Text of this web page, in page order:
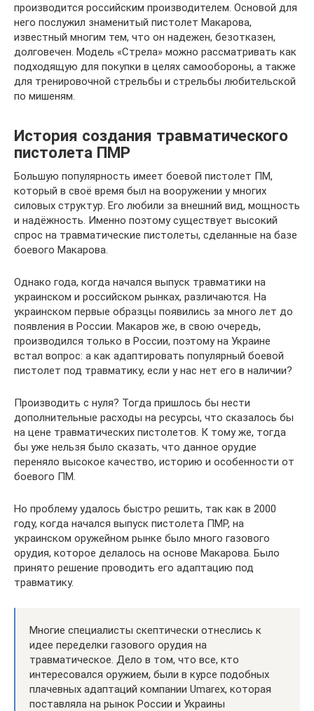
производится российским производителем. Основой для
него послужил знаменитый пистолет Макарова,
известный многим тем, что он надежен, безотказен,
долговечен. Модель «Стрела» можно рассматривать как
подходящую для покупки в целях самообороны, а также
для тренировочной стрельбы и стрельбы любительской
по мишеням.
История создания травматического
пистолета ПМР
Большую популярность имеет боевой пистолет ПМ,
который в своё время был на вооружении у многих
силовых структур. Его любили за внешний вид, мощность
и надёжность. Именно поэтому существует высокий
спрос на травматические пистолеты, сделанные на базе
боевого Макарова.
Однако года, когда начался выпуск травматики на
украинском и российском рынках, различаются. На
украинском первые образцы появились за много лет до
появления в России. Макаров же, в свою очередь,
производился только в России, поэтому на Украине
встал вопрос: а как адаптировать популярный боевой
пистолет под травматику, если у нас нет его в наличии?
Производить с нуля? Тогда пришлось бы нести
дополнительные расходы на ресурсы, что сказалось бы
на цене травматических пистолетов. К тому же, тогда
бы уже нельзя было сказать, что данное орудие
переняло высокое качество, историю и особенности от
боевого ПМ.
Но проблему удалось быстро решить, так как в 2000
году, когда начался выпуск пистолета ПМР, на
украинском оружейном рынке было много газового
орудия, которое делалось на основе Макарова. Было
принято решение проводить его адаптацию под
травматику.
Многие специалисты скептически отнеслись к
идее переделки газового орудия на
травматическое. Дело в том, что все, кто
интересовался оружием, были в курсе подобных
плачевных адаптаций компании Umarex, которая
поставляла на рынок России и Украины